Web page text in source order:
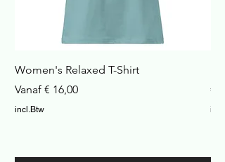
Women's Relaxed T-Shirt
Vanaf € 16,00
Verkoopprijs
incl.Btw
Prijs
€